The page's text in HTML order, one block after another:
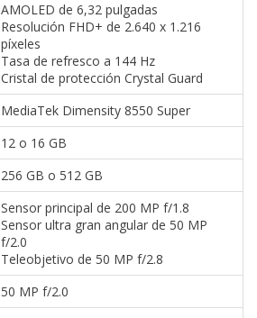
AMOLED de 6,32 pulgadas
Resolución FHD+ de 2.640 x 1.216
píxeles
Tasa de refresco a 144 Hz
Cristal de protección Crystal Guard
MediaTek Dimensity 8550 Super
12 o 16 GB
256 GB o 512 GB
Sensor principal de 200 MP f/1.8
Sensor ultra gran angular de 50 MP
f/2.0
Teleobjetivo de 50 MP f/2.8
50 MP f/2.0